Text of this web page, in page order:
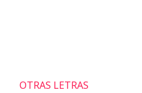
OTRAS LETRAS